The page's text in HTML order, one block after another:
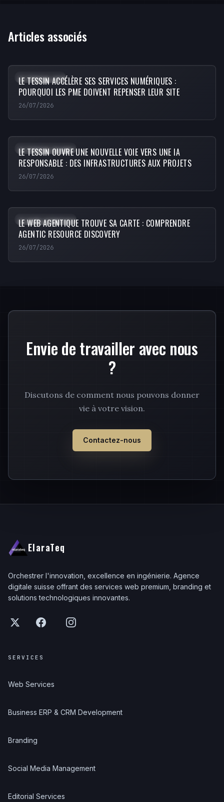
Articles associés
Web Technology
LE TESSIN ACCÉLÈRE SES SERVICES NUMÉRIQUES :
POURQUOI LES PME DOIVENT REPENSER LEUR SITE
26/07/2026
Artificial Intelligence
LE TESSIN OUVRE UNE NOUVELLE VOIE VERS UNE IA
RESPONSABLE : DES INFRASTRUCTURES AUX PROJETS
26/07/2026
Artificial Intelligence
LE WEB AGENTIQUE TROUVE SA CARTE : COMPRENDRE
AGENTIC RESOURCE DISCOVERY
26/07/2026
Envie de travailler avec nous
?
Discutons de comment nous pouvons donner
vie à votre vision.
Contactez-nous
ElaraTeq
Orchestrer l'innovation, excellence en ingénierie. Agence
digitale suisse offrant des services web premium, branding et
solutions technologiques innovantes.
SERVICES
Web Services
Business ERP & CRM Development
Branding
Social Media Management
Editorial Services